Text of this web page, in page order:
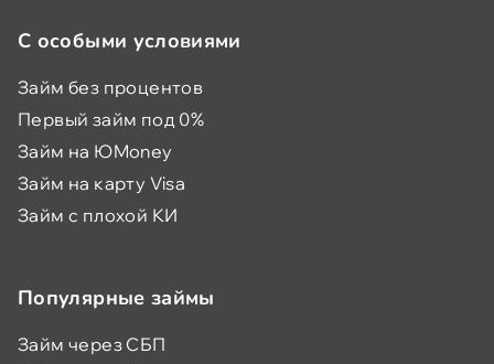
С особыми условиями
Займ без процентов
Первый займ под 0%
Займ на ЮMoney
Займ на карту Visa
Займ с плохой КИ
Популярные займы
Займ через СБП